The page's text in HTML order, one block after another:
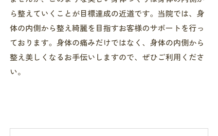
ら整えていくことが目標達成の近道です。当院では、身
体の内側から整え綺麗を目指すお客様のサポートを行っ
ております。身体の痛みだけではなく、身体の内側から
整え美しくなるお手伝いしますので、ぜひご利用くださ
い。